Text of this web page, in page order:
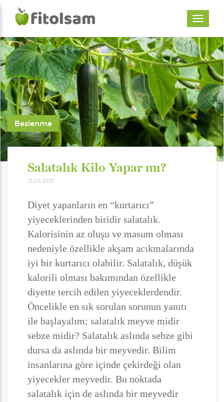
Beslenme
Salatalık Kilo Yapar mı?
21.08.2021
Diyet yapanların en “kurtarıcı”
yiyeceklerinden biridir salatalık.
Kalorisinin az oluşu ve masum olması
nedeniyle özellikle akşam acıkmalarında
iyi bir kurtarıcı olabilir. Salatalık, düşük
kalorili olması bakımından özellikle
diyette tercih edilen yiyeceklerdendir.
Öncelikle en sık sorulan sorunun yanıtı
ile başlayalım; salatalık meyve midir
sebze midir? Salatalık aslında sebze gibi
dursa da aslında bir meyvedir. Bilim
insanlarına göre içinde çekirdeği olan
yiyecekler meyvedir. Bu noktada
salatalık için de aslında bir meyvedir